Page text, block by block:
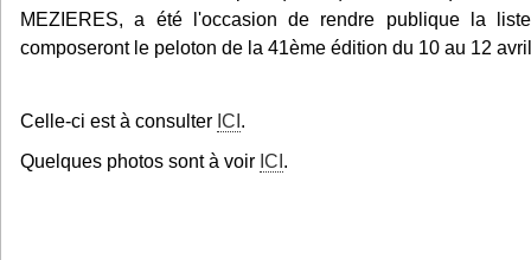
MEZIERES, a été l'occasion de rendre publique la
composeront le peloton de la 41ème édition du 10 au 12
Celle-ci est à consulter ICI .
Quelques photos sont à voir ICI .